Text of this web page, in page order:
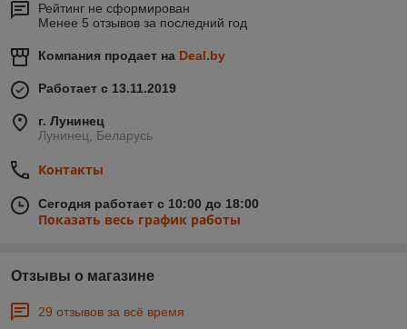
Рейтинг не сформирован
Менее 5 отзывов за последний год
Компания продает на Deal.by
Работает с 13.11.2019
г. Лунинец
Лунинец, Беларусь
Контакты
Сегодня работает с 10:00 до 18:00
Показать весь график работы
Отзывы о магазине
29 отзывов за всё время